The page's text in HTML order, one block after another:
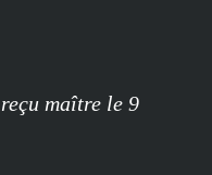
maître le 9